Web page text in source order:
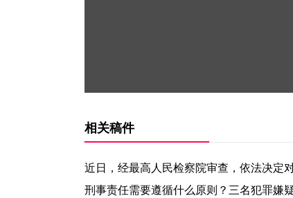
相关稿件
近日，经最高人民检察院审查，依法决定
刑事责任需要遵循什么原则？三名犯罪嫌